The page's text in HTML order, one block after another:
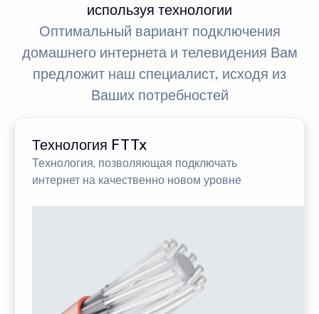
используя технологии
Оптимальный вариант подключения
домашнего интернета и телевидения Вам
предложит наш специалист, исходя из
Ваших потребностей
Технология FTTx
Технология, позволяющая подключать
интернет на качественно новом уровне